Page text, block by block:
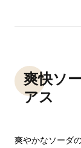
爽快ソ
アス
爽やかなソーダ